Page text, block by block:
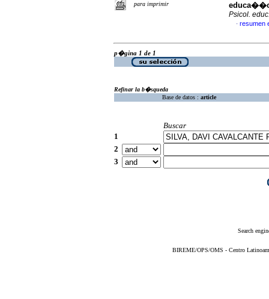
para imprimir
Psicol.
· resumen
p�gina 1 de 1
Refinar la b�squeda
Base de datos : article
Buscar
1
2
3
Search
BIREME/OPS/OMS - Centro